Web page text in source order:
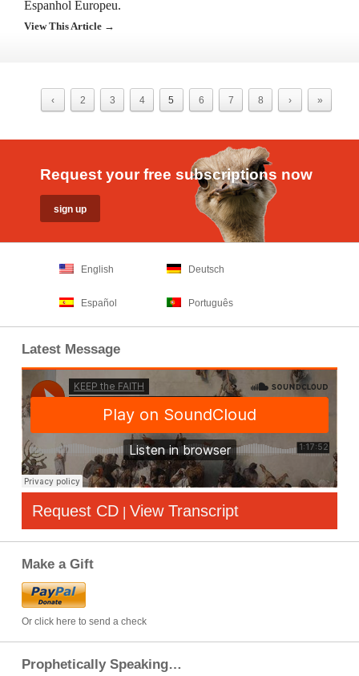
Espanhol Europeu.
View This Article →
‹ 2 3 4 5 6 7 8 › »
Request your free subscriptions now
English Deutsch
Español Português
Latest Message
Request CD | View Transcript
Make a Gift
Or click here to send a check
Prophetically Speaking…